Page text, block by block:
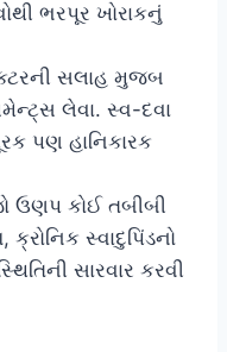
ભરપૂર ખોરાકનું
સલાહ મુજબ
લેવા. સ્વ-દવા
પણ હાનિકારક
ઉણપ કોઈ તબીબી
સ્વાદુપિંડનો
સારવાર કરવી